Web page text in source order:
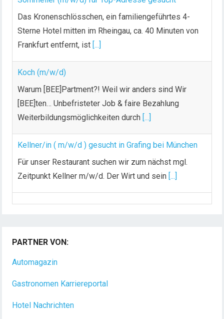
Das Kronenschlösschen, ein familiengeführtes 4-
Sterne Hotel mitten im Rheingau, ca. 40 Minuten von
Frankfurt entfernt, ist[...]
Koch (m/w/d)
Warum [BEE]Partment?! Weil wir anders sind Wir
[BEE]ten… Unbefristeter Job & faire Bezahlung
Weiterbildungsmöglichkeiten durch [...]
Kellner/in ( m/w/d ) gesucht in Grafing bei München
Für unser Restaurant suchen wir zum nächst mgl.
Zeitpunkt Kellner m/w/d. Der Wirt und sein[...]
PARTNER VON:
Automagazin
Gastronomen Karriereportal
Hotel Nachrichten